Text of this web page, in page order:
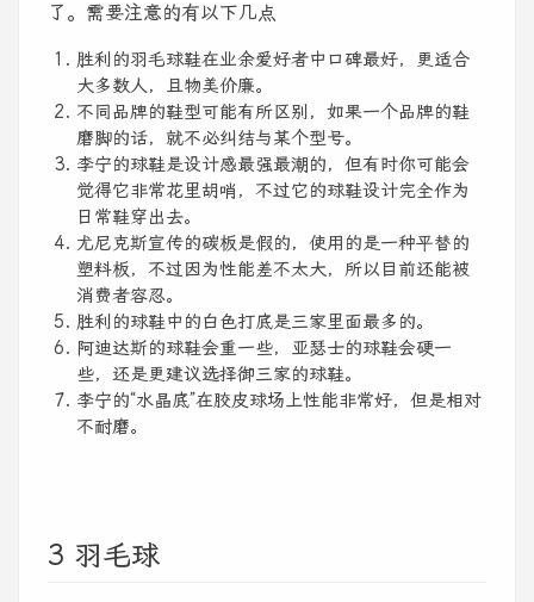
了。需要注意的有以下几点
胜利的羽毛球鞋在业余爱好者中口碑最好，更适合
大多数人，且物美价廉。
不同品牌的鞋型可能有所区别，如果一个品牌的鞋
磨脚的话，就不必纠结与某个型号。
李宁的球鞋是设计感最强最潮的，但有时你可能会
觉得它非常花里胡哨，不过它的球鞋设计完全作为
日常鞋穿出去。
尤尼克斯宣传的碳板是假的，使用的是一种平替的
塑料板，不过因为性能差不太大，所以目前还能被
消费者容忍。
胜利的球鞋中的白色打底是三家里面最多的。
阿迪达斯的球鞋会重一些，亚瑟士的球鞋会硬一
些，还是更建议选择御三家的球鞋。
李宁的“水晶底”在胶皮球场上性能非常好，但是相对
不耐磨。
3 羽毛球